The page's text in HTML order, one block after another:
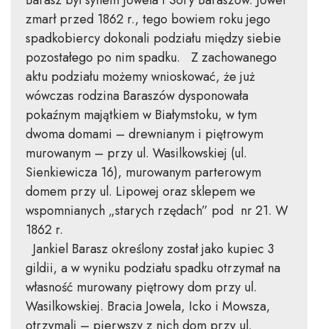
zmarł przed 1862 r., tego bowiem roku jego
spadkobiercy dokonali podziału między siebie
pozostałego po nim spadku. Z zachowanego
aktu podziału możemy wnioskować, że już
wówczas rodzina Baraszów dysponowała
pokaźnym majątkiem w Białymstoku, w tym
dwoma domami – drewnianym i piętrowym
murowanym – przy ul. Wasilkowskiej (ul.
Sienkiewicza 16), murowanym parterowym
domem przy ul. Lipowej oraz sklepem we
wspomnianych „starych rzędach” pod nr 21. W
1862 r.
Jankiel Barasz określony został jako kupiec 3
gildii, a w wyniku podziału spadku otrzymał na
własność murowany piętrowy dom przy ul.
Wasilkowskiej. Bracia Jowela, Icko i Mowsza,